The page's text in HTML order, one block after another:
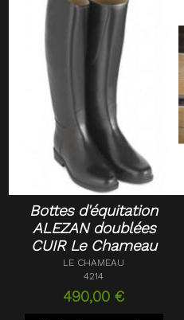
Bottes d'équitation
ALEZAN doublées
CUIR Le Chameau
LE CHAMEAU
4214
490,00 €